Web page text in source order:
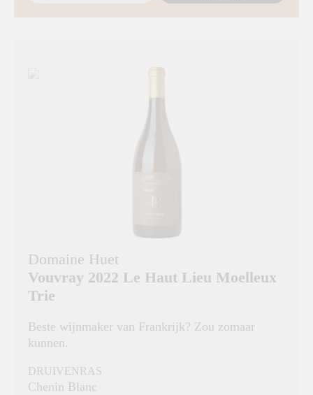
Domaine Huet
Vouvray 2022 Le Haut Lieu Moelleux
Trie
Beste wijnmaker van Frankrijk? Zou zomaar
kunnen.
DRUIVENRAS
Chenin Blanc